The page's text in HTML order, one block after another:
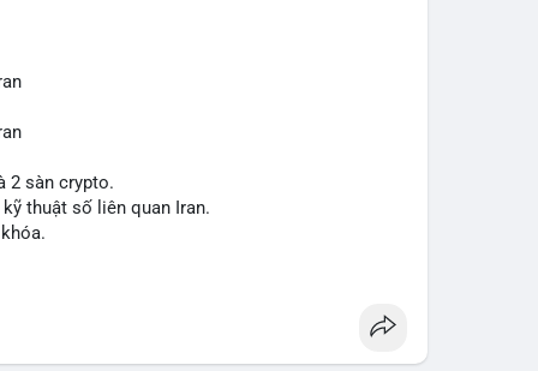
2 sàn crypto.
thuật số liên quan Iran.